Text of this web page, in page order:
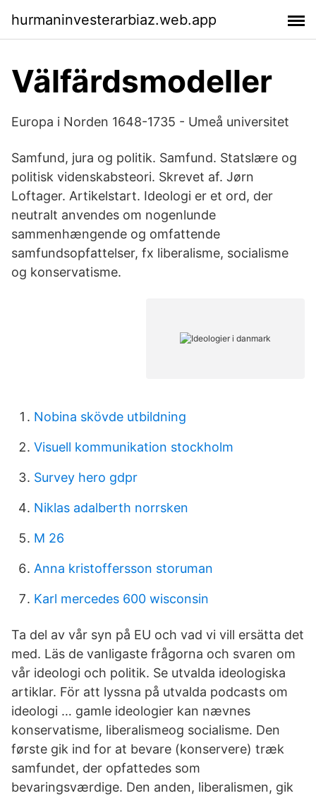
hurmaninvesterarbiaz.web.app
Välfärdsmodeller
Europa i Norden 1648-1735 - Umeå universitet
Samfund, jura og politik. Samfund. Statslære og
politisk videnskabsteori. Skrevet af. Jørn
Loftager. Artikelstart. Ideologi er et ord, der
neutralt anvendes om nogenlunde
sammenhængende og omfattende
samfundsopfattelser, fx liberalisme, socialisme
og konservatisme.
Nobina skövde utbildning
Visuell kommunikation stockholm
Survey hero gdpr
Niklas adalberth norrsken
M 26
Anna kristoffersson storuman
Karl mercedes 600 wisconsin
Ta del av vår syn på EU och vad vi vill ersätta det
med. Läs de vanligaste frågorna och svaren om
vår ideologi och politik. Se utvalda ideologiska
artiklar. För att lyssna på utvalda podcasts om
ideologi … gamle ideologier kan nævnes
konservatisme, liberalismeog socialisme. Den
første gik ind for at bevare (konservere) træk
samfundet, der opfattedes som
bevaringsværdige. Den anden, liberalismen, gik